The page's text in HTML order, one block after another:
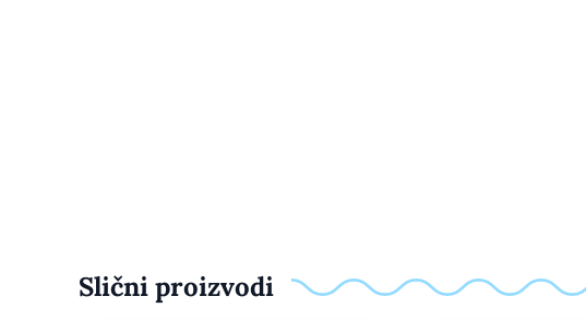
Slični proizvodi